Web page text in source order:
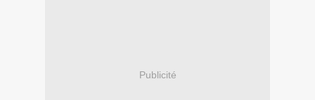
Publicité